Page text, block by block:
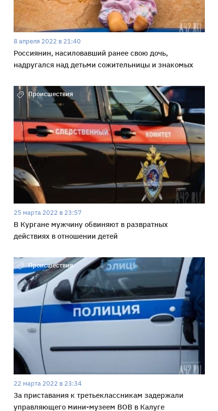
8 апреля 2022 в 21:40
Россиянин, насиловавший ранее свою дочь,
надругался над детьми сожительницы и знакомых
Происшествия
25 марта 2022 в 23:57
В Кургане мужчину обвиняют в развратных
действиях в отношении детей
Происшествия
22 марта 2022 в 23:34
За приставания к третьеклассникам задержали
управляющего мини-музеем ВОВ в Калуге